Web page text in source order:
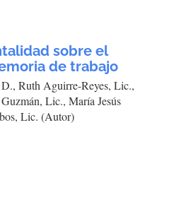
sobre el
de trabajo
Ruth Aguirre-Reyes, Lic.,
Lic., María Jesús
Lic. (Autor)